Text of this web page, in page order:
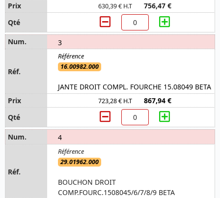
630,39 € H.T 756,47 €
3
16.00982.000
JANTE DROIT COMPL. FOURCHE 15.08049 BETA
723,28 € H.T 867,94 €
4
29.01962.000
BOUCHON DROIT
COMP.FOURC.1508045/6/7/8/9 BETA